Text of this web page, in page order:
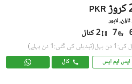
PKR
لاہور
7 2 کنال
دن پہل (تبدیلی کی گئی:1 دن پہلے)
ایس ایم ایس کال